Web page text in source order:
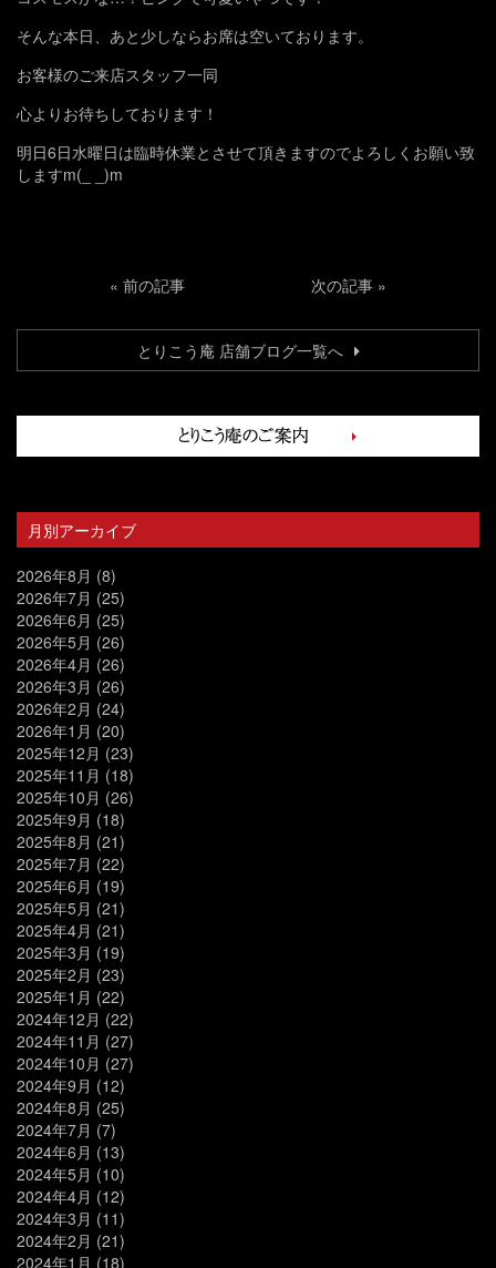
そんな本日、あと少しならお席は空いております。
お客様のご来店スタッフ一同
心よりお待ちしております！
明日6日水曜日は臨時休業とさせて頂きますのでよろしくお願い致
しますm(_ _)m
« 前の記事 次の記事 »
とりこう庵 店舗ブログ一覧へ
月別アーカイブ
2026年8月 (8)
2026年7月 (25)
2026年6月 (25)
2026年5月 (26)
2026年4月 (26)
2026年3月 (26)
2026年2月 (24)
2026年1月 (20)
2025年12月 (23)
2025年11月 (18)
2025年10月 (26)
2025年9月 (18)
2025年8月 (21)
2025年7月 (22)
2025年6月 (19)
2025年5月 (21)
2025年4月 (21)
2025年3月 (19)
2025年2月 (23)
2025年1月 (22)
2024年12月 (22)
2024年11月 (27)
2024年10月 (27)
2024年9月 (12)
2024年8月 (25)
2024年7月 (7)
2024年6月 (13)
2024年5月 (10)
2024年4月 (12)
2024年3月 (11)
2024年2月 (21)
2024年1月 (18)